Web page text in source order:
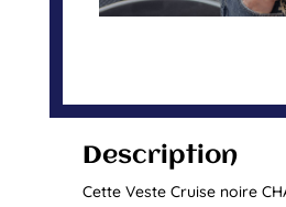
Description
Cette Veste Cruise noire